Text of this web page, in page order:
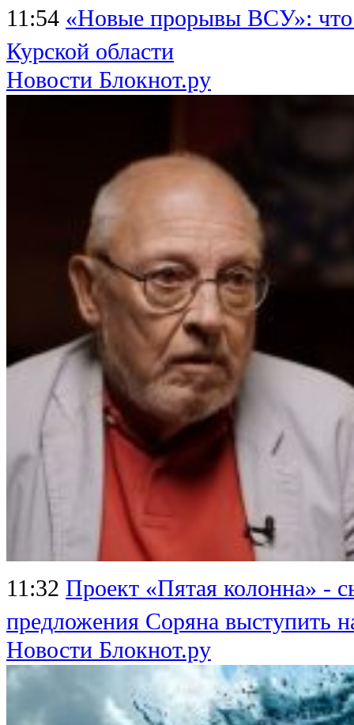
11:54 «Новые прорывы ВСУ»: что
Курской области
Новости Блокнот.ру
11:32 Проект «Пятая колонна» -
предложения Соряна выступить
Новости Блокнот.ру